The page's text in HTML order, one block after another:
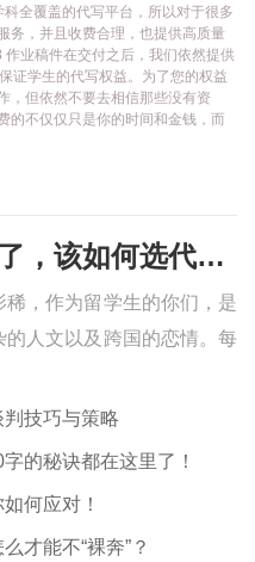
全覆盖的代写平台，所以对于很多
务，并且收费合理，也提供高质量
作业稿件在交付之后，我们依然提供
证学生的代写权益。为了您的权益
，但依然不要去相信那些没有资
的不仅仅只是你的时间和金钱，而
考试周，作业季又来了，该如何选代写？便宜的代写、代考会有哪些问题？
，作为留学生的你们，是
人文以及跨国的恋情。每
技巧与策略
的秘诀都在这里了！
何应对！
才能不“裸奔”？